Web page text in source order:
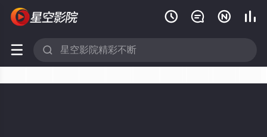
   
 